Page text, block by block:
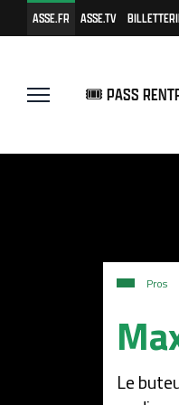
ASSE.FR ASSE.TV
🎟️ PASS
Pros
Le